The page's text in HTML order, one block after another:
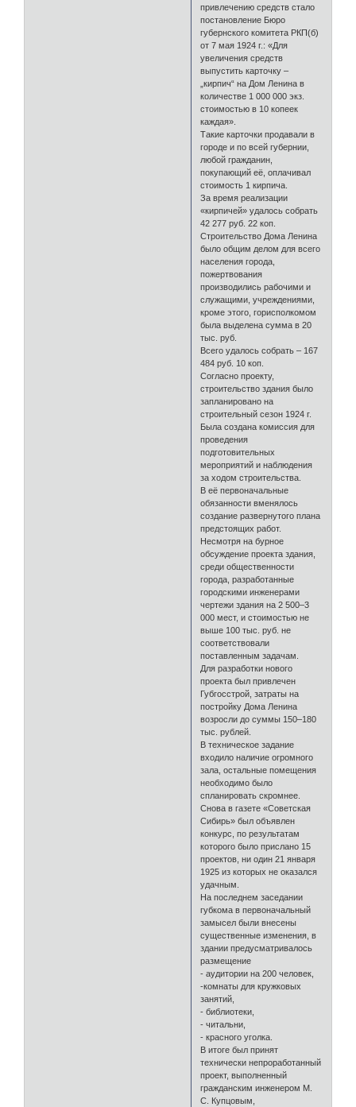
привлечению средств стало
постановление Бюро
губернского комитета РКП(б)
от 7 мая 1924 г.: «Для
увеличения средств
выпустить карточку –
„кирпич“ на Дом Ленина в
количестве 1 000 000 экз.
стоимостью в 10 копеек
каждая».
Такие карточки продавали в
городе и по всей губернии,
любой гражданин,
покупающий её, оплачивал
стоимость 1 кирпича.
За время реализации
«кирпичей» удалось собрать
42 277 руб. 22 коп.
Строительство Дома Ленина
было общим делом для всего
населения города,
пожертвования
производились рабочими и
служащими, учреждениями,
кроме этого, горисполкомом
была выделена сумма в 20
тыс. руб.
Всего удалось собрать – 167
484 руб. 10 коп.
Согласно проекту,
строительство здания было
запланировано на
строительный сезон 1924 г.
Была создана комиссия для
проведения
подготовительных
мероприятий и наблюдения
за ходом строительства.
В её первоначальные
обязанности вменялось
создание развернутого плана
предстоящих работ.
Несмотря на бурное
обсуждение проекта здания,
среди общественности
города, разработанные
городскими инженерами
чертежи здания на 2 500–3
000 мест, и стоимостью не
выше 100 тыс. руб. не
соответствовали
поставленным задачам.
Для разработки нового
проекта был привлечен
Губгосстрой, затраты на
постройку Дома Ленина
возросли до суммы 150–180
тыс. рублей.
В техническое задание
входило наличие огромного
зала, остальные помещения
необходимо было
спланировать скромнее.
Снова в газете «Советская
Сибирь» был объявлен
конкурс, по результатам
которого было прислано 15
проектов, ни один 21 января
1925 из которых не оказался
удачным.
На последнем заседании
губкома в первоначальный
замысел были внесены
существенные изменения, в
здании предусматривалось
размещение
- аудитории на 200 человек,
-комнаты для кружковых
занятий,
- библиотеки,
- читальни,
- красного уголка.
В итоге был принят
технически непроработанный
проект, выполненный
гражданским инженером М.
С. Купцовым,